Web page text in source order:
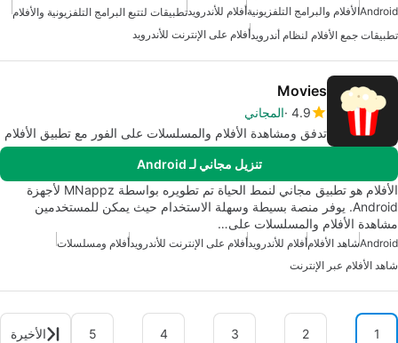
Androidالأفلام والبرامج التلفزيونيةأفلام للأندرويدتطبيقات لتتبع البرامج التلفزيونية والأفلام
تطبيقات جمع الأفلام لنظام أندرويدأفلام على الإنترنت للأندرويد
Movies
4.9 المجاني
تدفق ومشاهدة الأفلام والمسلسلات على الفور مع تطبيق الأفلام
تنزيل مجاني لـ Android
الأفلام هو تطبيق مجاني لنمط الحياة تم تطويره بواسطة MNappz لأجهزة
Android. يوفر منصة بسيطة وسهلة الاستخدام حيث يمكن للمستخدمين
مشاهدة الأفلام والمسلسلات على…
Androidشاهد الأفلامأفلام للأندرويدأفلام على الإنترنت للأندرويدأفلام ومسلسلات
شاهد الأفلام عبر الإنترنت
1
2
3
4
5 الأخيرة